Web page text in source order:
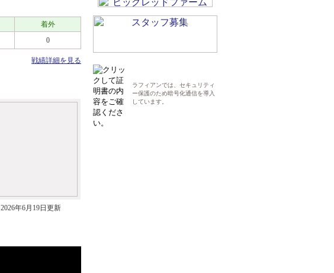
着外
0
戦績詳細を見る
2026年6月19日更新
ラフィアンでは、セキュリティ
ー保護のため暗号化通信を導入
しています。